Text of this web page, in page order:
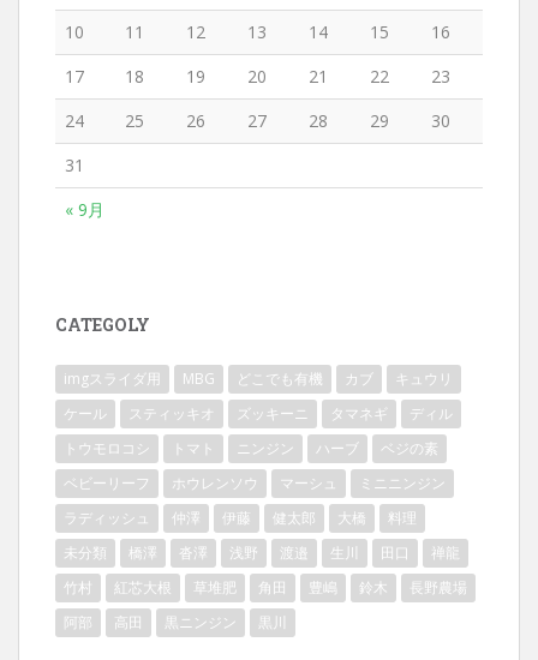
« 9月
10
11 12 13 14 15
16
17
18 19 20 21 22
23
24
25 26 27 28 29
30
31
CATEGOLY
imgスライダ用 MBG どこでも有機 カブ
キュウリ
ケール
スティッキオ ズッキーニ タマネギ
ディル
トウモロコシ
トマト ニンジン ハーブ
ベジの素
ベビーリーフ
ホウレンソウ マーシュ
ミニニンジン
ラディッシュ
仲澤 伊藤 健太郎 大橋
料理
未分類
橋澤 沓澤 浅野 渡邉 生川 田口
禅龍
竹村
紅芯大根 草堆肥 角田 豊嶋 鈴木
長野農場
阿部
高田 黒ニンジン 黒川